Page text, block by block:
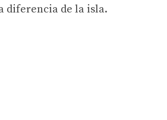
diferencia de la isla.